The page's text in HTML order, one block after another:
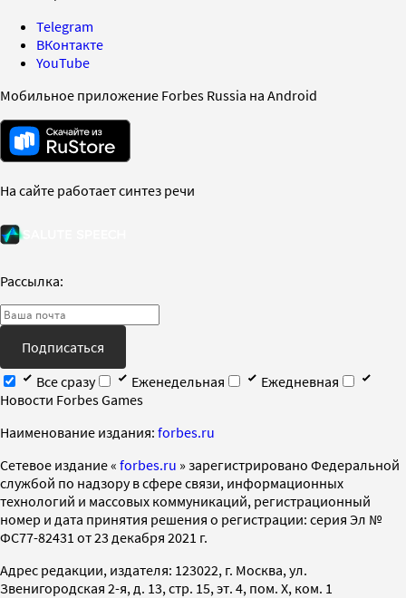
Telegram
ВКонтакте
YouTube
Мобильное приложение Forbes Russia на Android
На сайте работает синтез речи
Рассылка:
Подписаться
Все сразу
Еженедельная
Ежедневная
Новости Forbes Games
Наименование издания: forbes.ru
Cетевое издание « forbes.ru » зарегистрировано Федеральной
службой по надзору в сфере связи, информационных
технологий и массовых коммуникаций, регистрационный
номер и дата принятия решения о регистрации: серия Эл №
ФС77-82431 от 23 декабря 2021 г.
Адрес редакции, издателя: 123022, г. Москва, ул.
Звенигородская 2-я, д. 13, стр. 15, эт. 4, пом. X, ком. 1